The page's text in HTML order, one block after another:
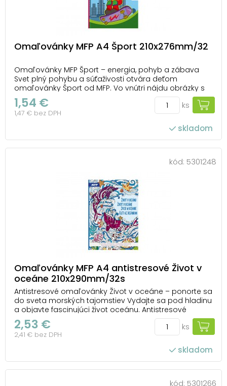
Omaľovánky MFP A4 Šport 210x276mm/32
Omaľovánky MFP Šport – energia, pohyb a zábava
Svet plný pohybu a súťaživosti otvára deťom
omaľovánky Šport od MFP. Vo vnútri nájdu obrázky s
rôznymi športovými aktivitami – od futbalu a cyklistiky
až po jazdu na skateboarde. Každá stránka ponúka
možnosť vyfarbiť obľúbený šport v farbách, ktor...
1,54 €
1,47 € bez DPH
ks
skladom
kód: 5301248
Omaľovánky MFP A4 antistresové Život v
oceáne 210x290mm/32s
Antistresové omaľovánky Život v oceáne – ponorte sa
do sveta morských tajomstiev Vydajte sa pod hladinu
a objavte fascinujúci život oceánu. Antistresové
omaľovánky Život v oceáne od MFP vás zavedú medzi
delfíny, ryby, koraly a ďalšie morské tvory, ktoré čakajú,
až im vdýchnete život. Každý ...
2,53 €
2,41 € bez DPH
ks
skladom
kód: 5301266